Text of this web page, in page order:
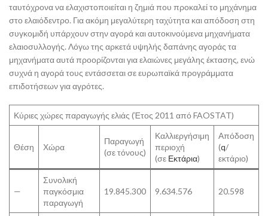
ταυτόχρονα να ελαχιστοποιείται η ζημιά που προκαλεί το μηχάνημα
στο ελαιόδεντρο. Για ακόμη μεγαλύτερη ταχύτητα και απόδοση στη
συγκομιδή υπάρχουν στην αγορά και αυτοκινούμενα μηχανήματα
ελαιοσυλλογής. Λόγω της αρκετά υψηλής δαπάνης αγοράς τα
μηχανήματα αυτά προορίζονται για ελαιώνες μεγάλης έκτασης, ενώ
συχνά η αγορά τους εντάσσεται σε ευρωπαϊκά προγράμματα
επιδοτήσεων για αγρότες.
Κύριες χώρες παραγωγής ελιάς (Έτος 2011 από FAOSTAT)
Θέση Χώρα
Παραγωγή
(σε τόνους)
Καλλιεργήσιμη
περιοχή
(σε Εκτάρια)
Απόδοση
(q/
εκτάριο)
—
Συνολική
παγκόσμια
παραγωγή
19.845.300 9.634.576 20.598